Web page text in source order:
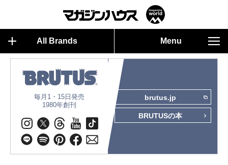
All Brands Menu
毎月1・15日発売
1980年創刊
brutus.jp
BRUTUSの本